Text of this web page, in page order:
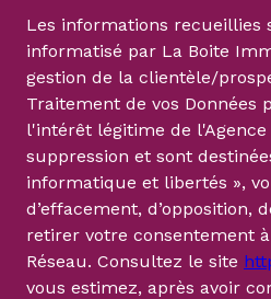
Les informations
informatisé par La Boite
gestion de la clientèle/
Traitement de vos Données
l'intérêt légitime de
suppression et sont
informatique et libertés »,
d’effacement, d’opposition,
retirer votre consentement
Réseau. Consultez le site
vous estimez, après avoir